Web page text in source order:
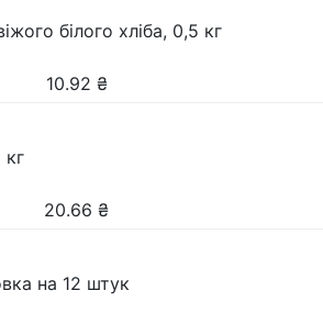
білого хліба, 0,5 кг
10.92 ₴
кг
20.66 ₴
на 12 штук